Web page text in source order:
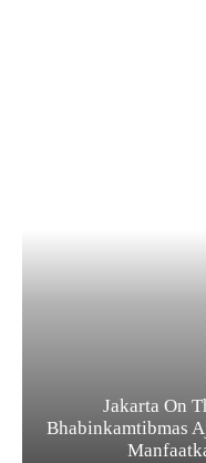
Jakarta On
Bhabinkamtibmas